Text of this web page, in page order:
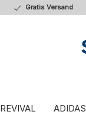
Gratis Versand
REVIVAL ADIDAS